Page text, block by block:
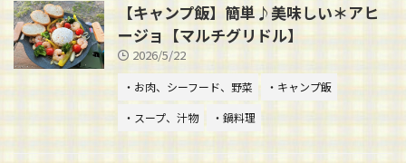
【キャンプ飯】簡単♪美味しい＊アヒ
ージョ【マルチグリドル】
2026/5/22
・お肉、シーフード、野菜
・キャンプ飯
・スープ、汁物
・鍋料理